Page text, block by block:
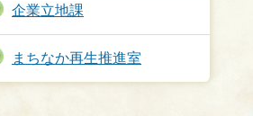
企業立地課
まちなか再生推進室